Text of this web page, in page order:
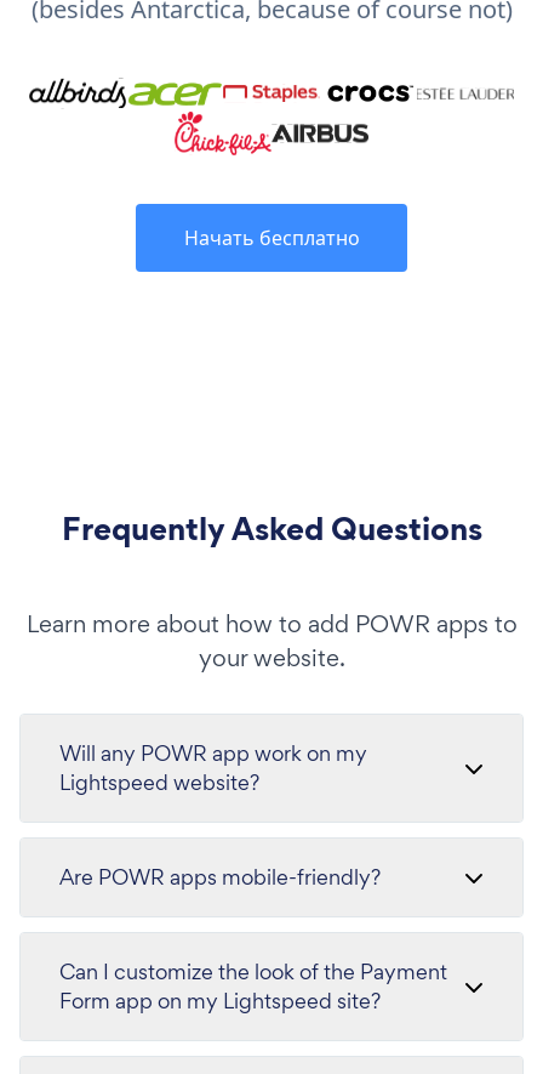
(besides Antarctica, because of course not)
Начать бесплатно
Frequently Asked Questions
Learn more about how to add POWR apps to
your website.
Will any POWR app work on my
Lightspeed website?
Are POWR apps mobile-friendly?
Can I customize the look of the Payment
Form app on my Lightspeed site?